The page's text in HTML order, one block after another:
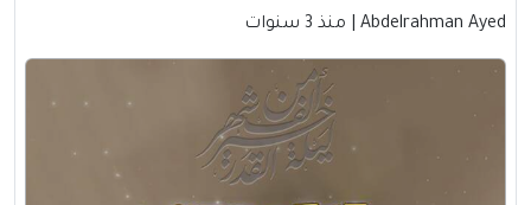
Abdelrahman Ayed | منذ 3 سنوات